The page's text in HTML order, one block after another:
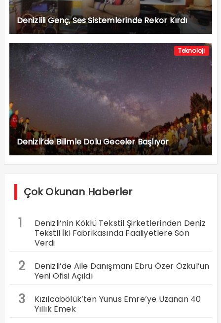
Denizlili Genç, Ses Sistemlerinde Rekor Kırdı
Teknoloji
Denizli’de Bilimle Dolu Geceler Başlıyor
Çok Okunan Haberler
1
Denizli’nin Köklü Tekstil Şirketlerinden Deniz
Tekstil İki Fabrikasında Faaliyetlere Son
Verdi
2
Denizli’de Aile Danışmanı Ebru Özer Özkul’un
Yeni Ofisi Açıldı
3
Kızılcabölük’ten Yunus Emre’ye Uzanan 40
Yıllık Emek